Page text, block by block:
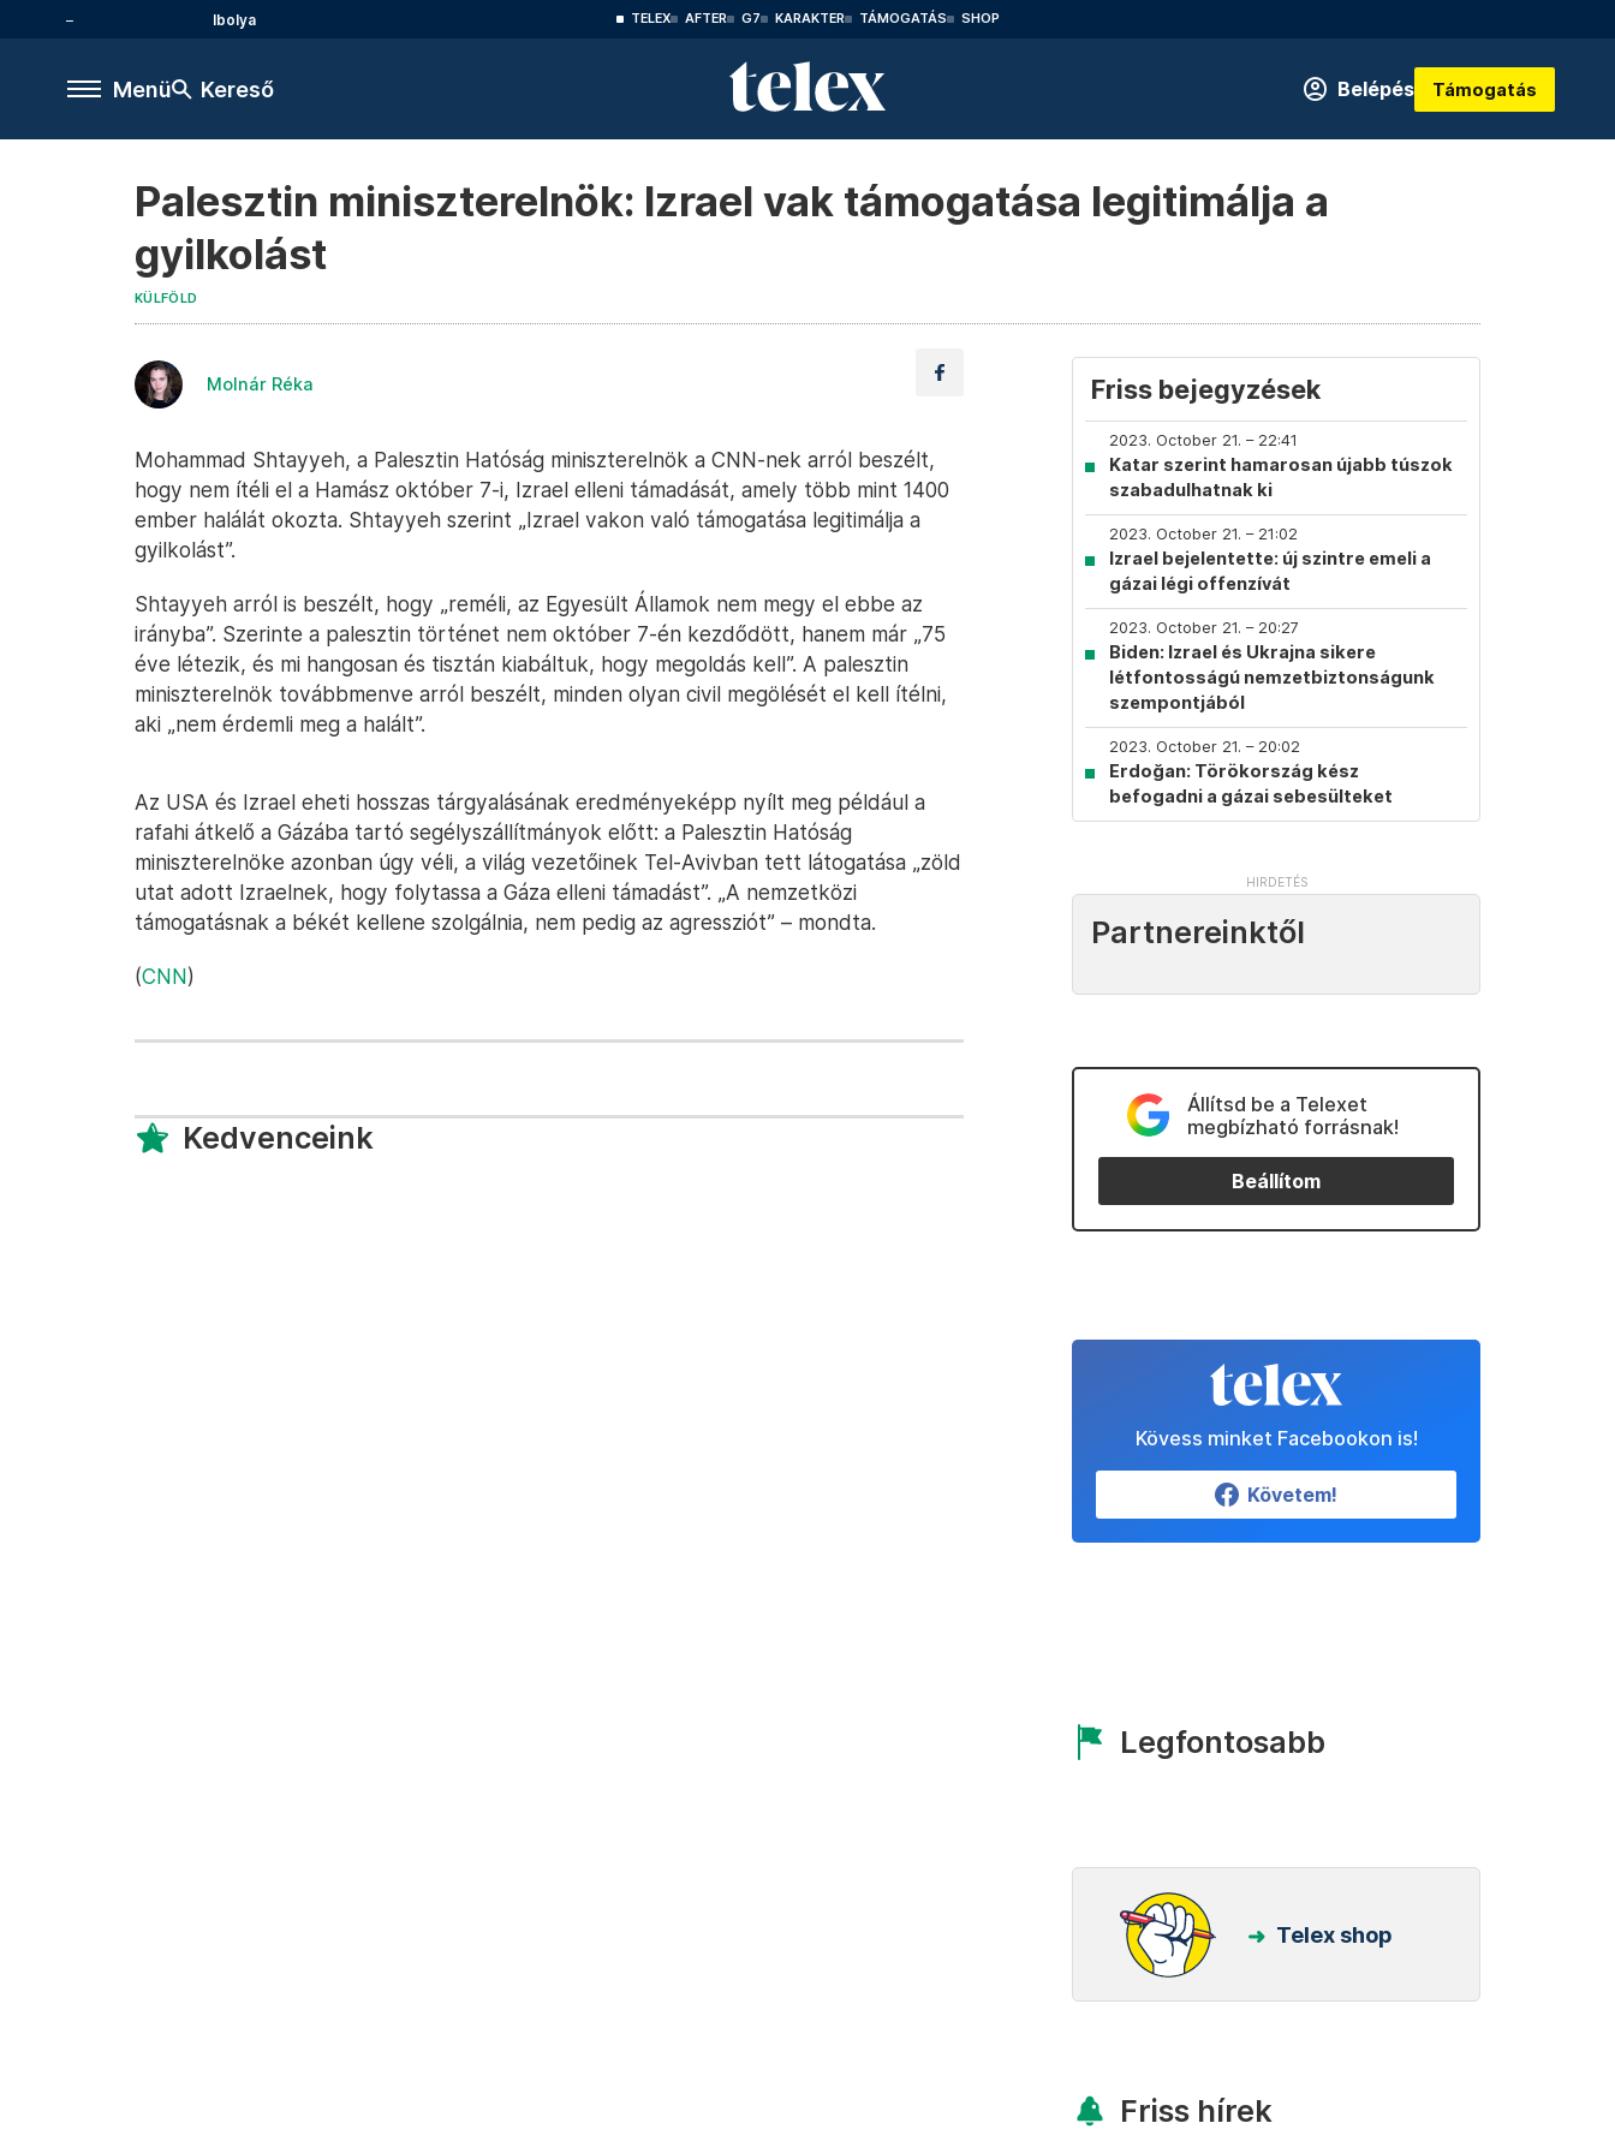
Ibolya TELEX AFTER G7 KARAKTER TÁMOGATÁS SHOP
Menü Kereső Belépés Támogatás
Palesztin miniszterelnök: Izrael vak támogatása legitimálja a
gyilkolást
KÜLFÖLD
Molnár Réka
Mohammad Shtayyeh, a Palesztin Hatóság miniszterelnök a CNN-nek arról beszélt,
hogy nem ítéli el a Hamász október 7-i, Izrael elleni támadását, amely több mint 1400
ember halálát okozta. Shtayyeh szerint „Izrael vakon való támogatása legitimálja a
gyilkolást”.
Shtayyeh arról is beszélt, hogy „reméli, az Egyesült Államok nem megy el ebbe az
irányba”. Szerinte a palesztin történet nem október 7-én kezdődött, hanem már „75
éve létezik, és mi hangosan és tisztán kiabáltuk, hogy megoldás kell”. A palesztin
miniszterelnök továbbmenve arról beszélt, minden olyan civil megölését el kell ítélni,
aki „nem érdemli meg a halált”.
Az USA és Izrael eheti hosszas tárgyalásának eredményeképp nyílt meg például a
rafahi átkelő a Gázába tartó segélyszállítmányok előtt: a Palesztin Hatóság
miniszterelnöke azonban úgy véli, a világ vezetőinek Tel-Avivban tett látogatása „zöld
utat adott Izraelnek, hogy folytassa a Gáza elleni támadást”. „A nemzetközi
támogatásnak a békét kellene szolgálnia, nem pedig az agressziót” – mondta.
(CNN)
Kedvenceink
Friss bejegyzések
2023. October 21. – 22:41
Katar szerint hamarosan újabb túszok
szabadulhatnak ki
2023. October 21. – 21:02
Izrael bejelentette: új szintre emeli a
gázai légi offenzívát
2023. October 21. – 20:27
Biden: Izrael és Ukrajna sikere
létfontosságú nemzetbiztonságunk
szempontjából
2023. October 21. – 20:02
Erdoğan: Törökország kész
befogadni a gázai sebesülteket
Partnereinktől
Állítsd be a Telexet
megbízható forrásnak!
Beállítom
Kövess minket Facebookon is!
Követem!
Legfontosabb
Telex shop
Friss hírek